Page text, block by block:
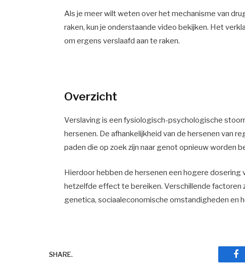
Als je meer wilt weten over het mechanisme van
raken, kun je onderstaande video bekijken. Het
om ergens verslaafd aan te raken.
Overzicht
Verslaving is een fysiologisch-psychologische
hersenen. De afhankelijkheid van de hersenen van
paden die op zoek zijn naar genot opnieuw worden
Hierdoor hebben de hersenen een hogere
hetzelfde effect te bereiken. Verschillende
genetica, sociaaleconomische omstandigheden en
SHARE.